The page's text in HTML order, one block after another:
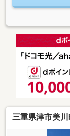
はオプション工
三重県津市美